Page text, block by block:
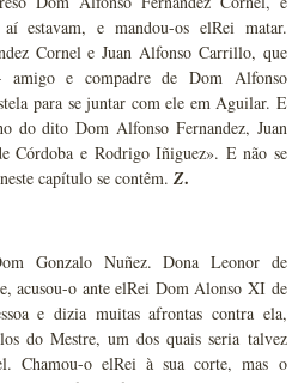
estavam, e mandou-os elRei matar.
Cornel e Juan Alfonso Carrillo, que
e compadre de Dom Alfonso
para se juntar com ele em Aguilar. E
do dito Dom Alfonso Fernandez, Juan
Córdoba e Rodrigo Iñiguez». E não se
capítulo se contêm.Z.
Gonzalo Nuñez. Dona Leonor de
acusou-o ante elRei Dom Alonso XI de
e dizia muitas afrontas contra ela,
do Mestre, um dos quais seria talvez
Chamou-o elRei à sua corte, mas o